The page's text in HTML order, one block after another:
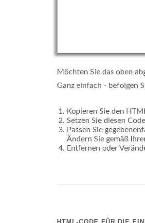
Möchten Sie das oben
Ganz einfach - befolgen
Kopieren Sie den
Setzen Sie diesen
Passen Sie
Ändern Sie gemäß
Entfernen oder